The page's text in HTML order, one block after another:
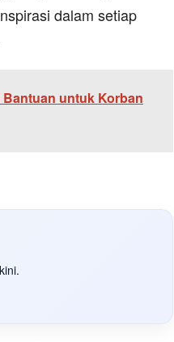
dalam setiap
untuk Korban